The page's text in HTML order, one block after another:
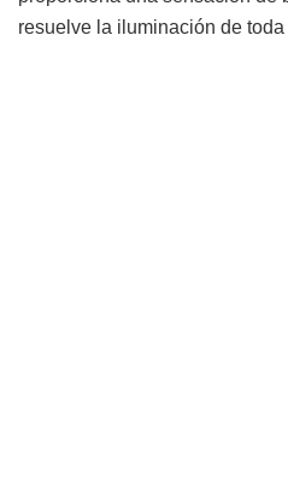
resuelve la iluminación de toda